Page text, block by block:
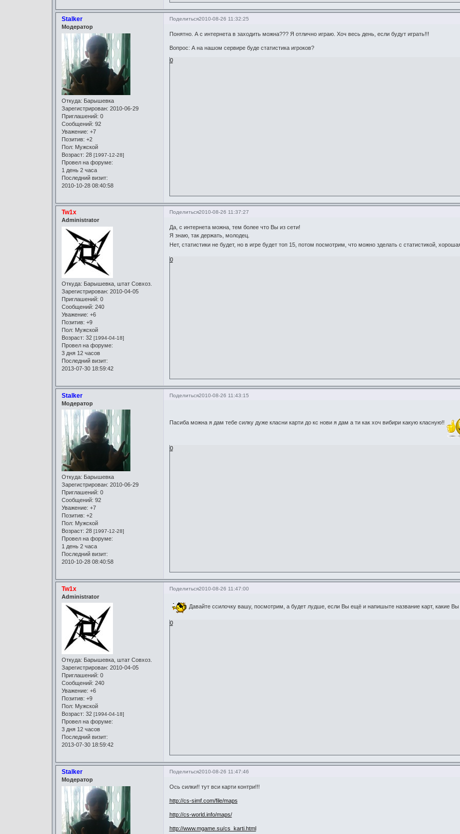
Поделиться2010-08-26 11:32:25
Stalker
Модератор
Откуда: Барышевка
Зарегистрирован: 2010-06-29
Приглашений: 0
Сообщений: 92
Уважение: +7
Позитив: +2
Пол: Мужской
Возраст: 28 [1997-12-28]
Провел на форуме:
1 день 2 часа
Последний визит:
2010-10-28 08:40:58
Понятно. А с интернета в заходить можна??? Я отлично играю. Хоч весь день, если будут играть!!!
Вопрос: А на нашом сервире буде статистика игроков?
0
Поделиться2010-08-26 11:37:27
Tw1x
Administrator
Откуда: Барышевка, штат Совхоз.
Зарегистрирован: 2010-04-05
Приглашений: 0
Сообщений: 240
Уважение: +6
Позитив: +9
Пол: Мужской
Возраст: 32 [1994-04-18]
Провел на форуме:
3 дня 12 часов
Последний визит:
2013-07-30 18:59:42
Да, с интернета можна, тем более что Вы из сети!
Я знаю, так держать, молодец.
Нет, статистики не будет, но в игре будет топ 15, потом посмотрим, что можно зделать с статистикой,
0
Поделиться2010-08-26 11:43:15
Stalker
Модератор
Откуда: Барышевка
Зарегистрирован: 2010-06-29
Приглашений: 0
Сообщений: 92
Уважение: +7
Позитив: +2
Пол: Мужской
Возраст: 28 [1997-12-28]
Провел на форуме:
1 день 2 часа
Последний визит:
2010-10-28 08:40:58
Пасиба можна я дам тебе силку дуже класни карти до кс нови я дам а ти как хоч вибири какую класную!!
0
Поделиться2010-08-26 11:47:00
Tw1x
Administrator
Откуда: Барышевка, штат Совхоз.
Зарегистрирован: 2010-04-05
Приглашений: 0
Сообщений: 240
Уважение: +6
Позитив: +9
Пол: Мужской
Возраст: 32 [1994-04-18]
Провел на форуме:
3 дня 12 часов
Последний визит:
2013-07-30 18:59:42
Давайте ссилочку вашу, посмотрим, а будет лудше, если Вы ещё и напишыте название карт, какие Вы
0
Поделиться2010-08-26 11:47:46
Stalker
Модератор
Ось силки!! тут вси карти контри!!!
http://cs-simf.com/file/maps
http://cs-world.info/maps/
http://www.mgame.su/cs_karti.html